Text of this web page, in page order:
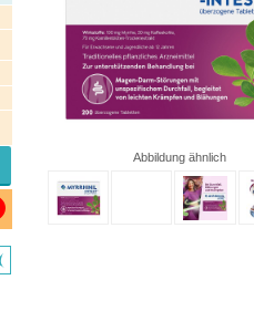
Abbildung ähnlich